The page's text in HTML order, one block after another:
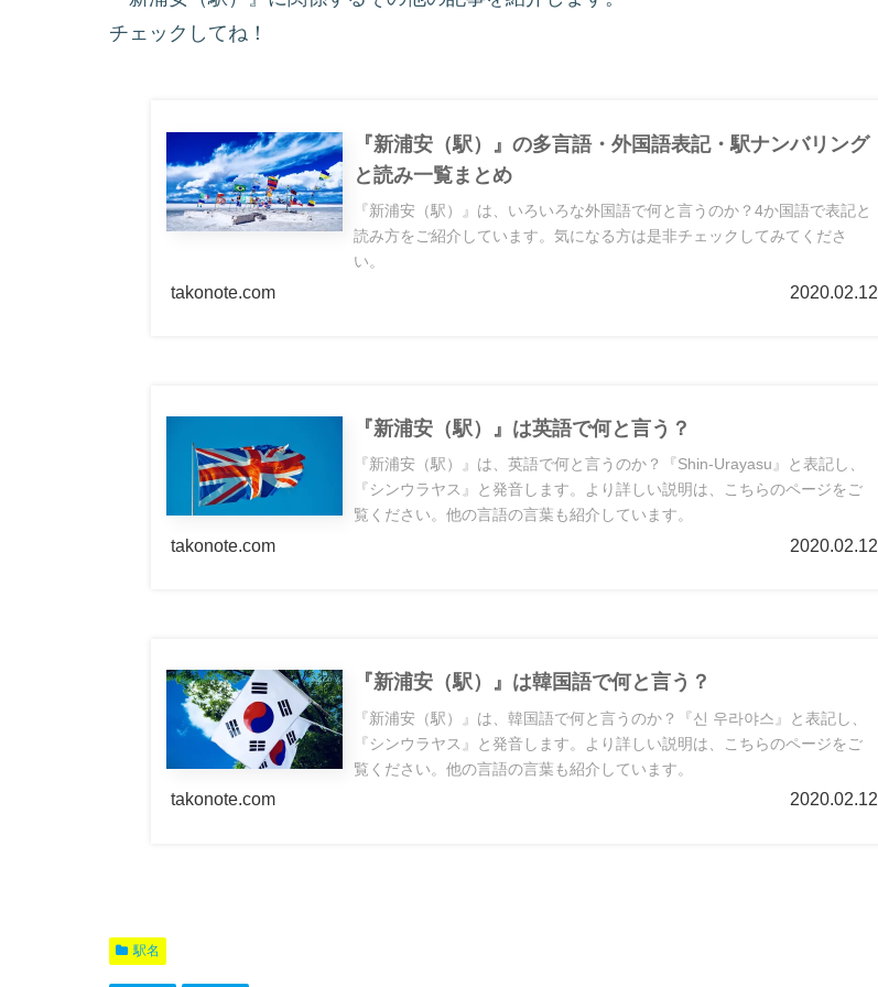
チェックしてね！
『新浦安（駅）』の多言語・外国語表記・駅ナンバリング
と読み一覧まとめ
『新浦安（駅）』は、いろいろな外国語で何と言うのか？4か国語で表記と
読み方をご紹介しています。気になる方は是非チェックしてみてくださ
い。
takonote.com 2020.02.12
『新浦安（駅）』は英語で何と言う？
『新浦安（駅）』は、英語で何と言うのか？『Shin-Urayasu』と表記し、
『シンウラヤス』と発音します。より詳しい説明は、こちらのページをご
覧ください。他の言語の言葉も紹介しています。
takonote.com 2020.02.12
『新浦安（駅）』は韓国語で何と言う？
『新浦安（駅）』は、韓国語で何と言うのか？『신 우라야스』と表記し、
『シンウラヤス』と発音します。より詳しい説明は、こちらのページをご
覧ください。他の言語の言葉も紹介しています。
takonote.com 2020.02.12
駅名